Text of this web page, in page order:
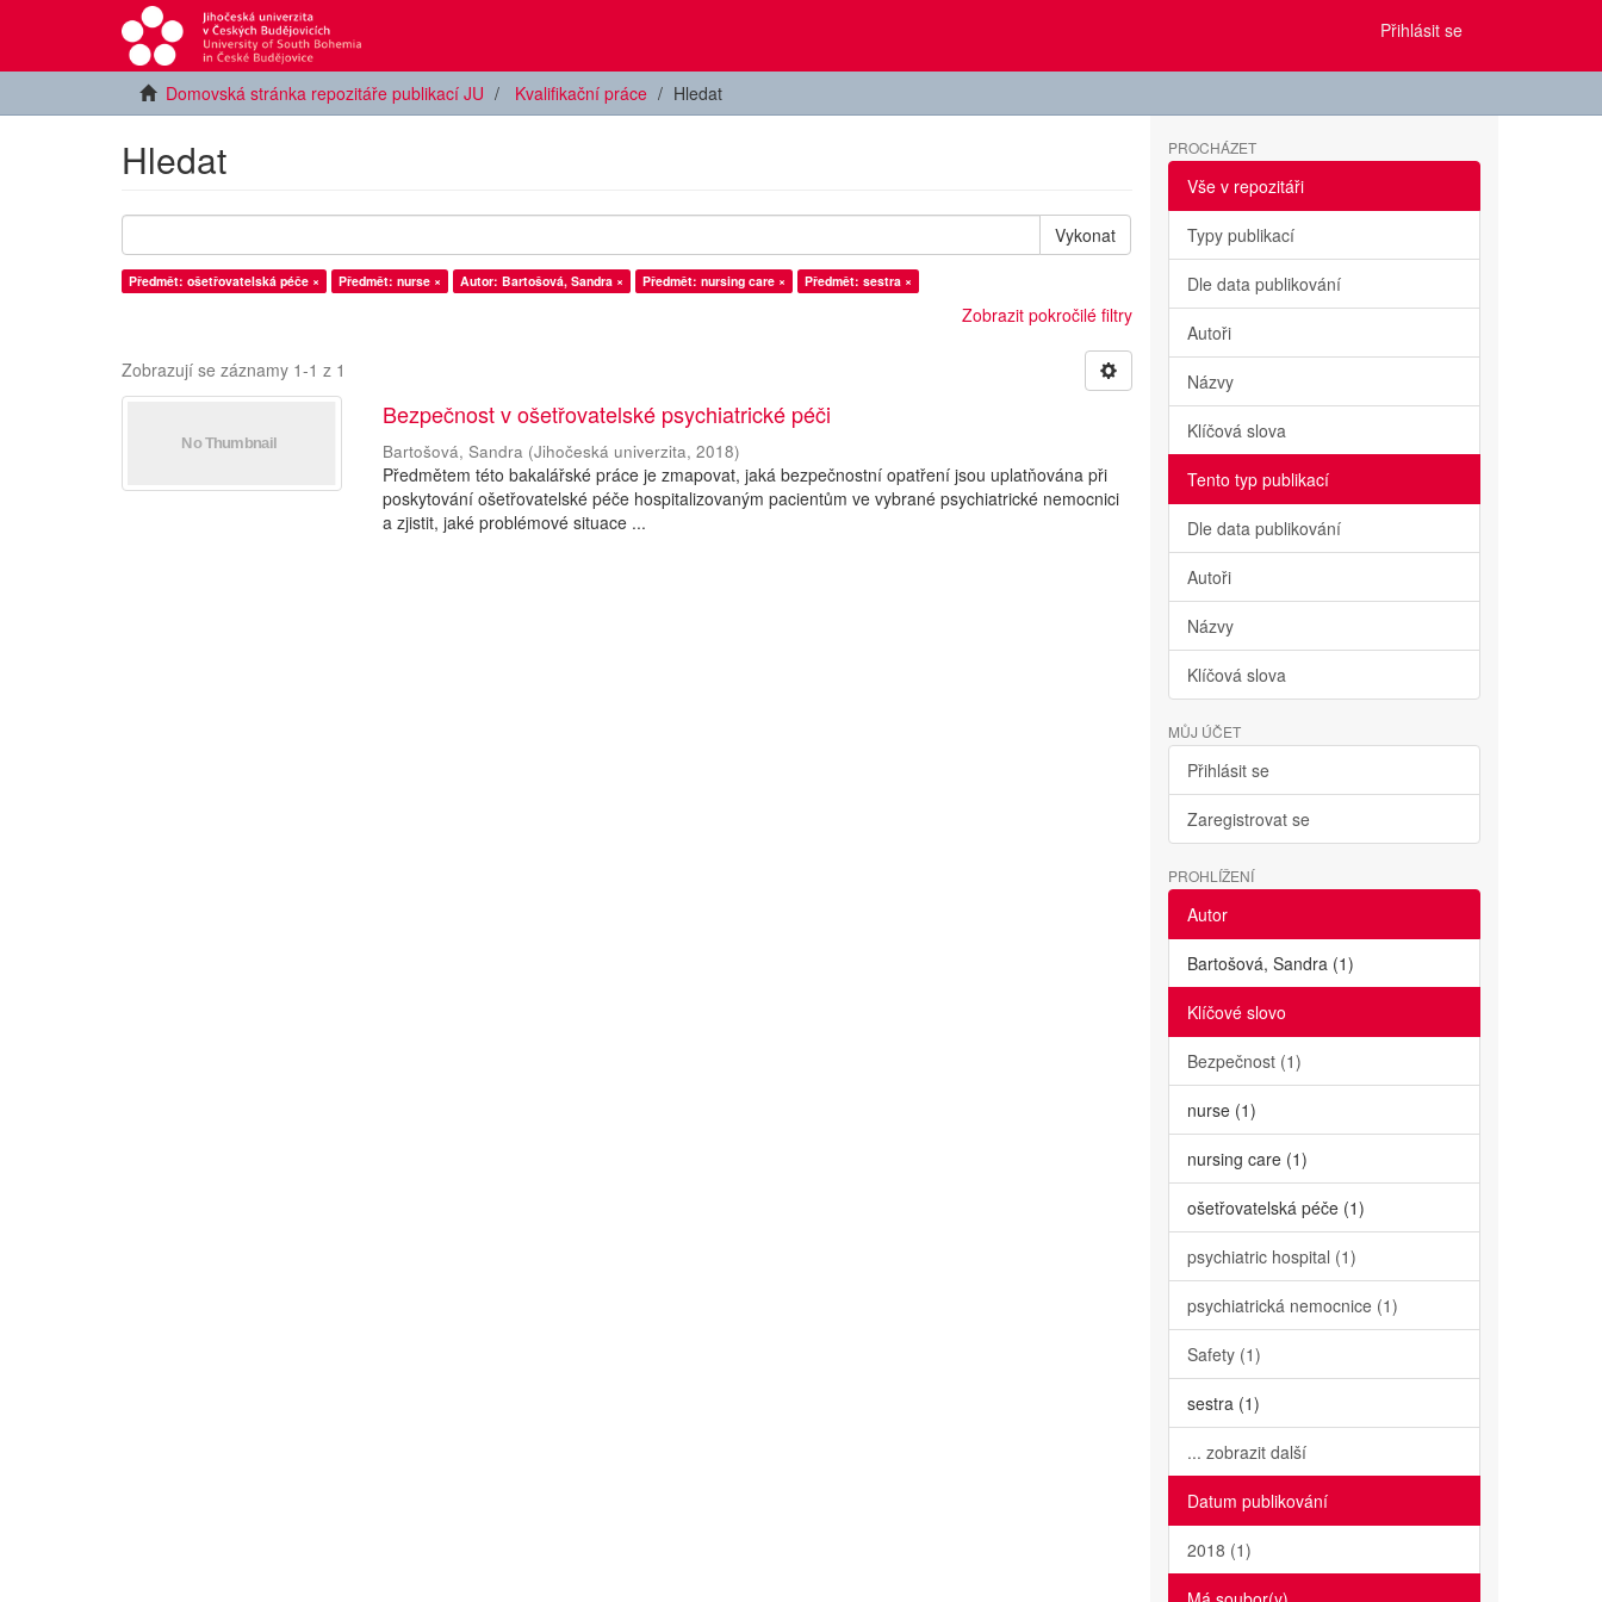
Přihlásit se
Domovská stránka repozitáře publikací JU Kvalifikační práce Hledat
Hledat
Vykonat
Předmět: ošetřovatelská péče × Předmět: nurse × Autor: Bartošová, Sandra × Předmět: nursing care × Předmět: sestra ×
Zobrazit pokročilé filtry
Zobrazují se záznamy 1-1 z 1
Bezpečnost v ošetřovatelské psychiatrické péči
Bartošová, Sandra (Jihočeská univerzita,2018)
Předmětem této bakalářské práce je zmapovat, jaká bezpečnostní opatření jsou uplatňována při
poskytování ošetřovatelské péče hospitalizovaným pacientům ve vybrané psychiatrické nemocnici
a zjistit, jaké problémové situace ...
PROCHÁZET
Vše v repozitáři
Typy publikací
Dle data publikování
Autoři
Názvy
Klíčová slova
Tento typ publikací
Dle data publikování
Autoři
Názvy
Klíčová slova
MŮJ ÚČET
Přihlásit se
Zaregistrovat se
PROHLÍŽENÍ
Autor
Bartošová, Sandra (1)
Klíčové slovo
Bezpečnost (1)
nurse (1)
nursing care (1)
ošetřovatelská péče (1)
psychiatric hospital (1)
psychiatrická nemocnice (1)
Safety (1)
sestra (1)
... zobrazit další
Datum publikování
2018 (1)